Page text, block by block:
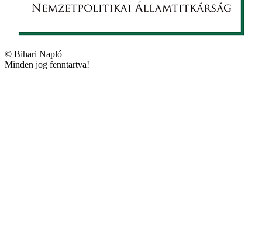
© Bihari Napló |
Minden jog fenntartva!